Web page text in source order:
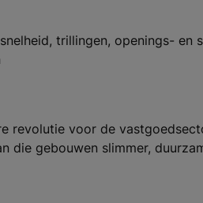
trillingen, openings- en
revolutie voor de
gebouwen slimmer,